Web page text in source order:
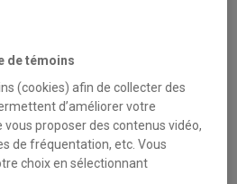
de témoins
(cookies) afin de collecter des
d’améliorer votre
vous proposer des contenus vidéo,
de fréquentation, etc. Vous
choix en sélectionnant